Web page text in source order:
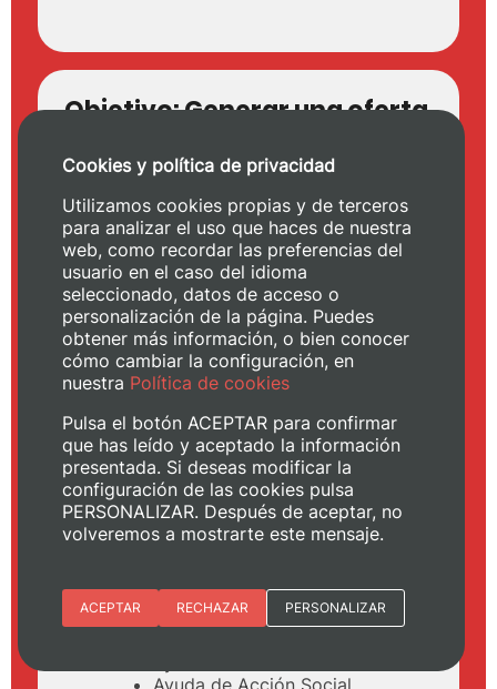
Objetivo:Generar una oferta
estudiante sea el centro del
proceso de enseñanza-
aprendizaje que se prolonga
a lo largo de la vida.
Programa de asistencia a la
comunidad universitaria con
discapacidad
Becas y ayudas deportivas
Premios relacionados con el
deporte
Becas de la Escola d’Estiu
Programa de seguimiento y
acreditación de títulos AVAP
Programa MINORS_UPV
Programa de Fomento de la
Certificación en idiomas (PLAN
Programas PIAE
Programa B SANTANDER
Ayuda de Acción Social
Cookies y política de privacidad
Utilizamos cookies propias y de terceros
para analizar el uso que haces de nuestra
web, como recordar las preferencias del
usuario en el caso del idioma
seleccionado, datos de acceso o
personalización de la página. Puedes
obtener más información, o bien conocer
cómo cambiar la configuración, en
nuestra Política de cookies
Pulsa el botón ACEPTAR para confirmar
que has leído y aceptado la información
presentada. Si deseas modificar la
configuración de las cookies pulsa
PERSONALIZAR. Después de aceptar, no
volveremos a mostrarte este mensaje.
Esenciales
Analítica
ACEPTAR RECHAZAR PERSONALIZAR